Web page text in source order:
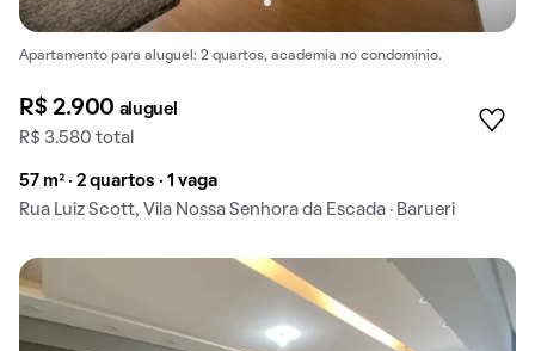
Apartamento para aluguel: 2 quartos, academia no condomínio.
R$ 2.900 aluguel
R$ 3.580 total
57 m² · 2 quartos · 1 vaga
Rua Luiz Scott, Vila Nossa Senhora da Escada · Barueri